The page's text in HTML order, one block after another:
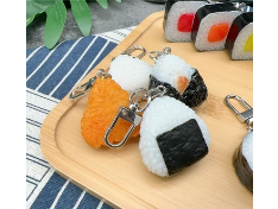
n
:
Porte-
clés
Sushi